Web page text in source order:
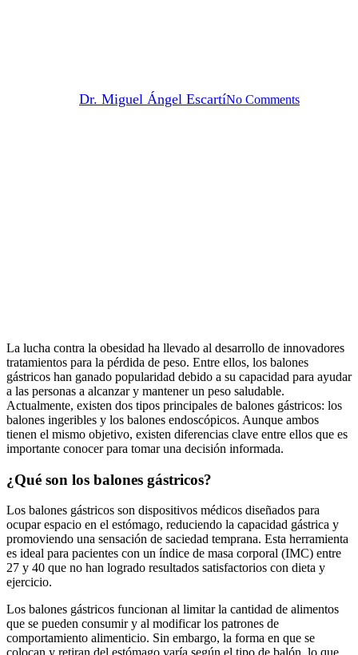
Dr. Miguel Ángel EscartíNo Comments
La lucha contra la obesidad ha llevado al desarrollo de innovadores
tratamientos para la pérdida de peso. Entre ellos, los balones
gástricos han ganado popularidad debido a su capacidad para ayudar
a las personas a alcanzar y mantener un peso saludable.
Actualmente, existen dos tipos principales de balones gástricos: los
balones ingeribles y los balones endoscópicos. Aunque ambos
tienen el mismo objetivo, existen diferencias clave entre ellos que es
importante conocer para tomar una decisión informada.
¿Qué son los balones gástricos?
Los balones gástricos son dispositivos médicos diseñados para
ocupar espacio en el estómago, reduciendo la capacidad gástrica y
promoviendo una sensación de saciedad temprana. Esta herramienta
es ideal para pacientes con un índice de masa corporal (IMC) entre
27 y 40 que no han logrado resultados satisfactorios con dieta y
ejercicio.
Los balones gástricos funcionan al limitar la cantidad de alimentos
que se pueden consumir y al modificar los patrones de
comportamiento alimenticio. Sin embargo, la forma en que se